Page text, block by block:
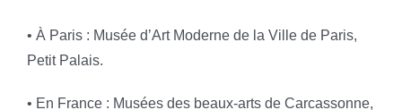
• À Paris : Musée d’Art Moderne de la Ville de Paris,
Petit Palais.
• En France : Musées des beaux-arts de Carcassonne,